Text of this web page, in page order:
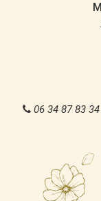
06 34 87 83 34